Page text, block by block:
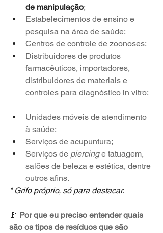
de manipulação;
Estabelecimentos de ensino e
pesquisa na área de saúde;
Centros de controle de zoonoses;
Distribuidores de produtos
farmacêuticos, importadores,
distribuidores de materiais e
controles para diagnóstico in vitro;
Unidades móveis de atendimento
à saúde;
Serviços de acupuntura;
Serviços de piercing e tatuagem,
salões de beleza e estética, dentre
outros afins.
* Grifo próprio, só para destacar.
🚩 Por que eu preciso entender quais
são os tipos de resíduos que são